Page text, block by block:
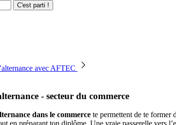
C'est parti !
avec AFTEC
- secteur du commerce
dans le commerce te permettent de te former